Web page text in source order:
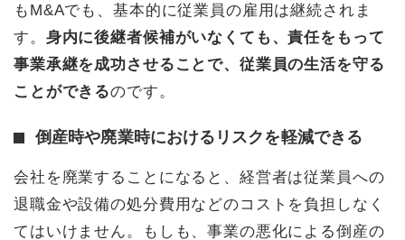
もM&Aでも、基本的に従業員の雇用は継続されま
す。 身内に後継者候補がいなくても、責任をもって
事業承継を成功させることで、従業員の生活を守る
ことができるのです。
倒産時や廃業時におけるリスクを軽減できる
会社を廃業することになると、経営者は従業員への
退職金や設備の処分費用などのコストを負担しなく
てはいけません。もしも、事業の悪化による倒産の